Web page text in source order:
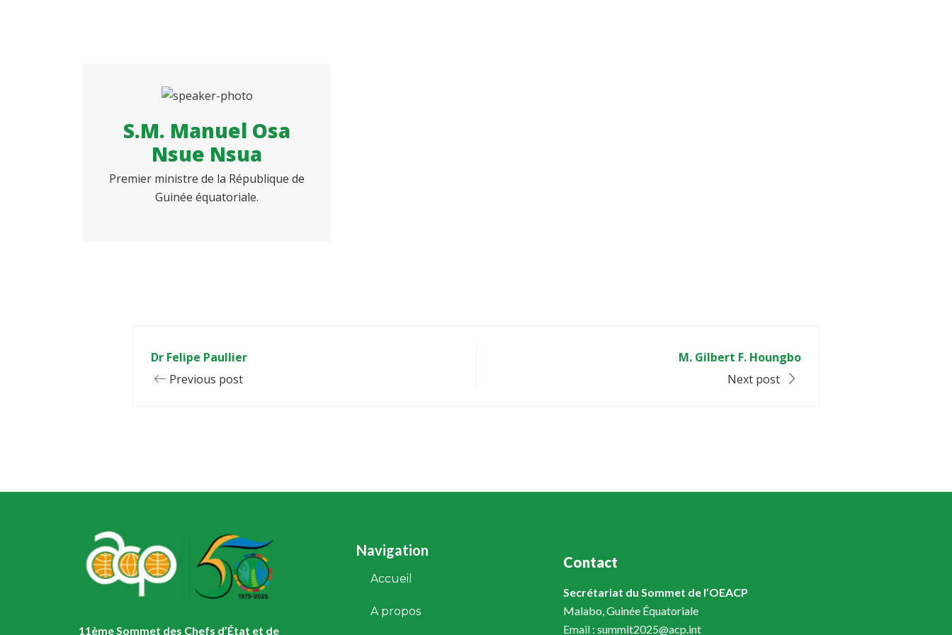
S.M. Manuel Osa
Nsue Nsua
Premier ministre de la République de
Guinée équatoriale.
Dr Felipe Paullier
Previous post
M. Gilbert F. Houngbo
Next post
11ème Sommet des Chefs d’État et de
Navigation
Accueil
A propos
Contact
Secrétariat du Sommet de l’OEACP
Malabo, Guinée Équatoriale
Email : summit2025@acp.int